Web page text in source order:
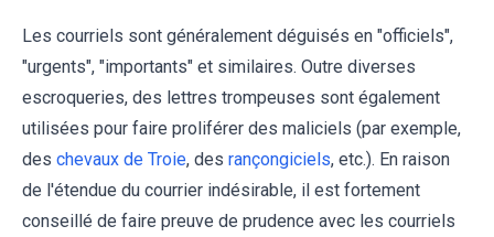
Les courriels sont généralement déguisés en "officiels",
"urgents", "importants" et similaires. Outre diverses
escroqueries, des lettres trompeuses sont également
utilisées pour faire proliférer des maliciels (par exemple,
des chevaux de Troie, des rançongiciels, etc.). En raison
de l'étendue du courrier indésirable, il est fortement
conseillé de faire preuve de prudence avec les courriels